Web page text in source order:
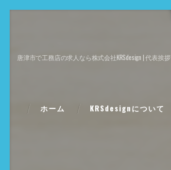
唐津市で工務店の求人なら株式会社KRSdesign | 代表挨拶
ホーム KRSdesignについて